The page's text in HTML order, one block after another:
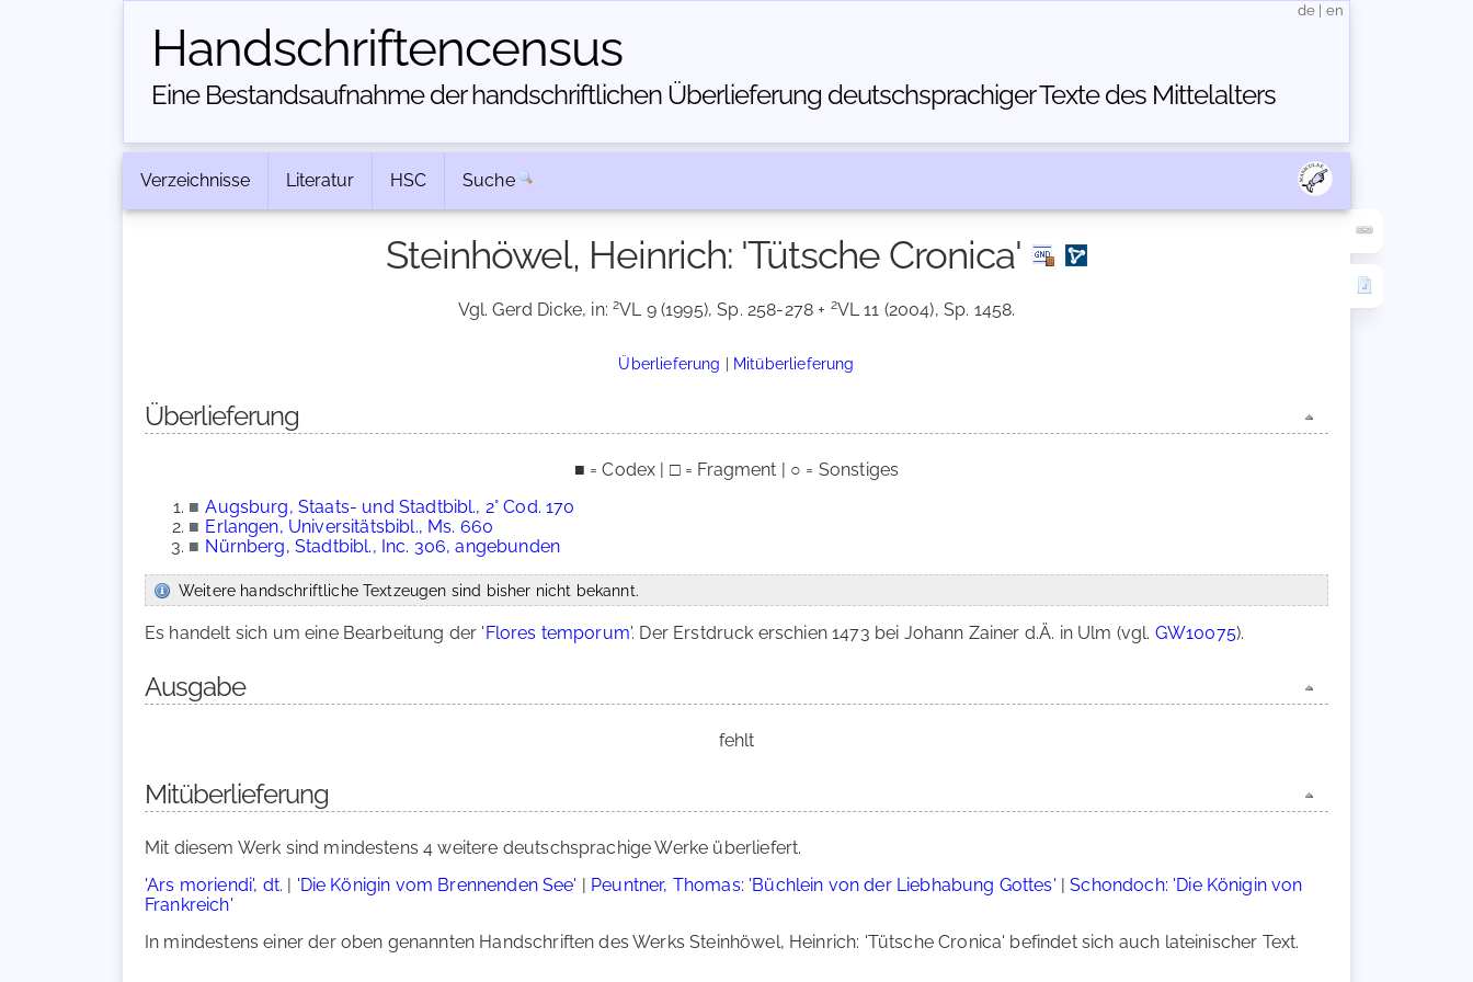
Handschriften­census
Eine Bestandsaufnahme der handschriftlichen Über­lieferung deutschsprachiger Texte des Mittelalters
de en
Verzeichnisse Literatur HSC Suche
Steinhöwel, Heinrich: 'Tütsche Cronica'
Vgl. Gerd Dicke, in: 2VL 9 (1995), Sp. 258-278 + 2VL 11 (2004), Sp. 1458.
Überlieferung | Mitüberlieferung
Überlieferung
■ = Codex | □ = Fragment | ○ = Sonstiges
■ Augsburg, Staats- und Stadtbibl., 2° Cod. 170
■ Erlangen, Universitätsbibl., Ms. 660
■ Nürnberg, Stadtbibl., Inc. 306, angebunden
Weitere handschriftliche Textzeugen sind bisher nicht bekannt.
Es handelt sich um eine Bearbeitung der 'Flores temporum'. Der Erstdruck erschien 1473 bei Johann Zainer d.Ä. in Ulm (vgl. GW10075).
Ausgabe
fehlt
Mitüberlieferung
Mit diesem Werk sind mindestens 4 weitere deutschsprachige Werke überliefert.
'Ars moriendi', dt. | 'Die Königin vom Brennenden See' | Peuntner, Thomas: 'Büchlein von der Liebhabung Gottes' |Schondoch: 'Die Königin von
Frankreich'
In mindestens einer der oben genannten Handschriften des Werks Steinhöwel, Heinrich: 'Tütsche Cronica' befindet sich auch lateinischer Text.